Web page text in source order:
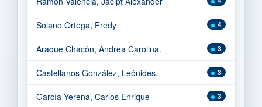
4
Solano Ortega, Fredy
3
Araque Chacón, Andrea Carolina.
3
Castellanos González, Leónides.
3
García Yerena, Carlos Enrique